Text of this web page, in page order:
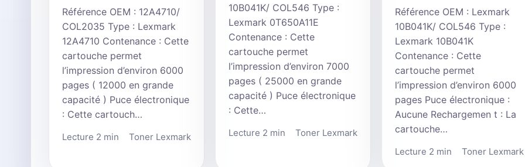
Référence OEM : 12A4710/
COL2035 Type : Lexmark
12A4710 Contenance : Cette
cartouche permet
l’impression d’environ 6000
pages ( 12000 en grande
capacité ) Puce électronique
: Cette cartouch…
Lecture 2 min Toner Lexmark
10B041K/ COL546 Type :
Lexmark 0T650A11E
Contenance : Cette
cartouche permet
l’impression d’environ 7000
pages ( 25000 en grande
capacité ) Puce électronique
: Cette…
Lecture 2 min Toner Lexmark
Référence OEM : Lexmark
10B041K/ COL546 Type :
Lexmark 10B041K
Contenance : Cette
cartouche permet
l’impression d’environ 6000
pages Puce électronique :
Aucune Rechargemen t : La
cartouche…
Lecture 2 min Toner Lexmark